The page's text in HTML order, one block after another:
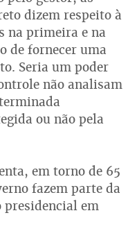
dizem respeito à
na primeira e na
de fornecer uma
Seria um poder
não analisam
ou não pela
em torno de 65
fazem parte da
presidencial em